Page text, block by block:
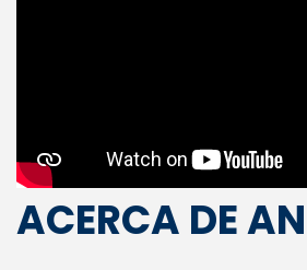
ACERCA DE